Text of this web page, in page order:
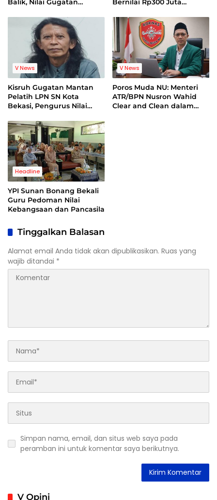
Balik, Nilai Gugatan
Legal Standing
Bernilai Rp300 Juta
Terhadap Lembaga
V News
Kisruh Gugatan Mantan
Pelatih LPN SN Kota
Bekasi, Pengurus Nilai
Berdasar
V News
Poros Muda NU: Menteri
ATR/BPN Nusron Wahid
Clear and Clean dalam
Headline
YPI Sunan Bonang Bekali
Guru Pedoman Nilai
Kebangsaan dan Pancasila
Tinggalkan Balasan
Alamat email Anda tidak akan dipublikasikan. Ruas yang
wajib ditandai *
Simpan nama, email, dan situs web saya pada
peramban ini untuk komentar saya berikutnya.
V Opini